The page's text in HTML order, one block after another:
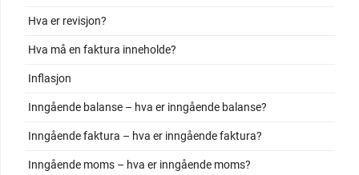
Hva er revisjon?
Hva må en faktura inneholde?
Inflasjon
Inngående balanse – hva er inngående balanse?
Inngående faktura – hva er inngående faktura?
Inngående moms – hva er inngående moms?